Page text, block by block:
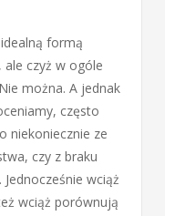
formą
czyż w ogóle
można. A jednak
często
niekoniecznie ze
czy z braku
wciąż
wciąż porównują